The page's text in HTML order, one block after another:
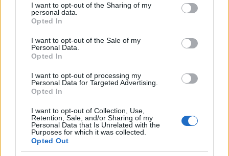
not limited to your visit or usage behaviour. You may click to
grant or deny consent to Google and its third-party tags to
use your data for below specified purposes in below Google
consent section.
I want to opt-out of the Sharing of my
personal data.
Opted In
I want to opt-out of the Sale of my
Personal Data.
Opted In
I want to opt-out of processing my
Personal Data for Targeted Advertising.
Opted In
I want to opt-out of Collection, Use,
Retention, Sale, and/or Sharing of my
Personal Data that Is Unrelated with the
Purposes for which it was collected.
Opted Out
Όροι Χρήσης. Το site προστατεύεται από reCAPTCHA, ισχύουν
Πολιτική Απορρήτου
Lifestyle
STAR WARS
ΜΠΡΑΙΑΝ ΜΕΙ
Ακολουθήστε το Νewsit.gr στο
τελευταία νέατης ημέρας